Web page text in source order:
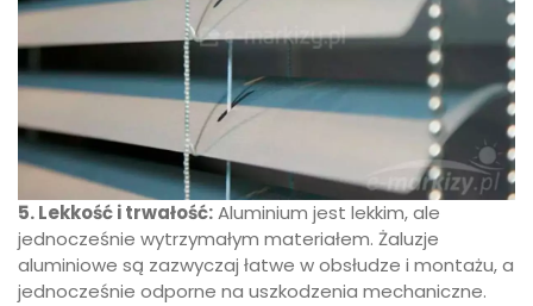
5.Lekkość i trwałość:Aluminium jest lekkim, ale
jednocześnie wytrzymałym materiałem. Żaluzje
aluminiowe są zazwyczaj łatwe w obsłudze i montażu, a
jednocześnie odporne na uszkodzenia mechaniczne.